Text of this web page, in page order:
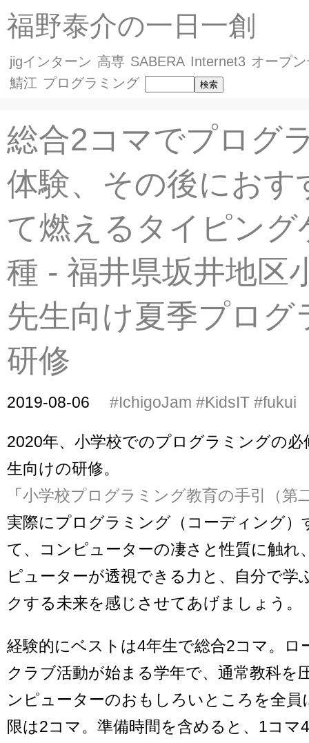
福野泰介の一日一創
jigインターン 高専 SABERA Internet3 オープ
鯖江 プログラミング
総合2コマでプログ
体験、その後におす
て燃えるタイピング
種 - 福井県坂井地区
先生向け夏季プログ
研修
2019-08-06 #IchigoJam #KidsIT #fukui
2020年、小学校でのプログラミングの
生向けの研修。
「小学校プログラミング教育の手引（第
実際にプログラミング（コーディング）
て、コンピューターの凄さと性質に触れ
ピューターが透視できる力と、自分で学
クする未来を感じさせてあげましょう。
経験的にベストは4年生で総合2コマ。ロ
クラブ活動が始まる学年で、通常教科を
ンピューターのおもしろいところを全員
限は2コマ。準備時間を含めると、1コマ